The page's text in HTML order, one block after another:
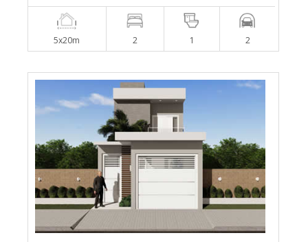
5x20m 2 1 2